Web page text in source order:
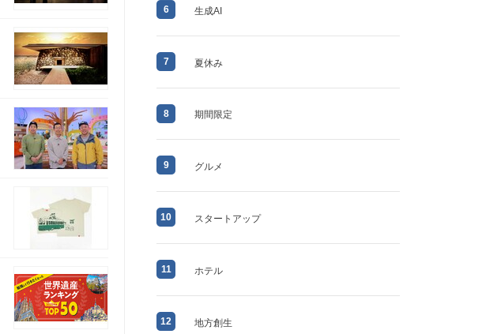
6 生成AI
7 夏休み
8 期間限定
9 グルメ
10 スタートアップ
11 ホテル
12 地方創生